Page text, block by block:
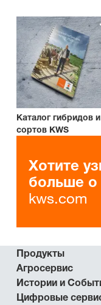
Каталог гибридов и
сортов KWS
Хотите
больше о
kws.com
Продукты
Агросервис
Истории и
Цифровые